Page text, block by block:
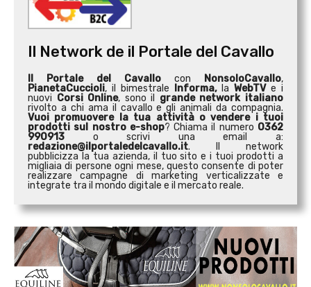
Il Network de il Portale del Cavallo
Il Portale del Cavallo con NonsoloCavallo,
PianetaCuccioli, il bimestrale Informa,laWebTVe i
nuovi Corsi Online, sono il grande network italiano
rivolto a chi ama il cavallo e gli animali da compagnia.
Vuoi promuovere la tua attività ovendere i tuoi
prodotti sul nostro e-shop? Chiama il numero 0362
990913 o scrivi una email a:
redazione@ilportaledelcavallo.it. Il network
pubblicizza la tua azienda, il tuo sito e i tuoi prodotti a
migliaia di persone ogni mese, questo consente di poter
realizzare campagne di marketing verticalizzate e
integrate tra il mondo digitale e il mercato reale.